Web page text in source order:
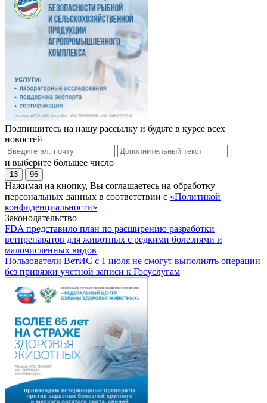
Подпишитесь на нашу рассылку и будьте в курсе всех
новостей
и выберите большее число
13 96
Нажимая на кнопку, Вы соглашаетесь на обработку
персональных данных в соответствии с «Политикой
конфиденциальности»
Законодательство
FDA представило план по расширению разработки
ветпрепаратов для животных с редкими болезнями и
малочисленных видов
Пользователи ВетИС с 1 июля не смогут выполнять операции
без привязки учетной записи к Госуслугам